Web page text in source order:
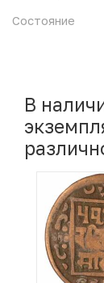
Состояние
В